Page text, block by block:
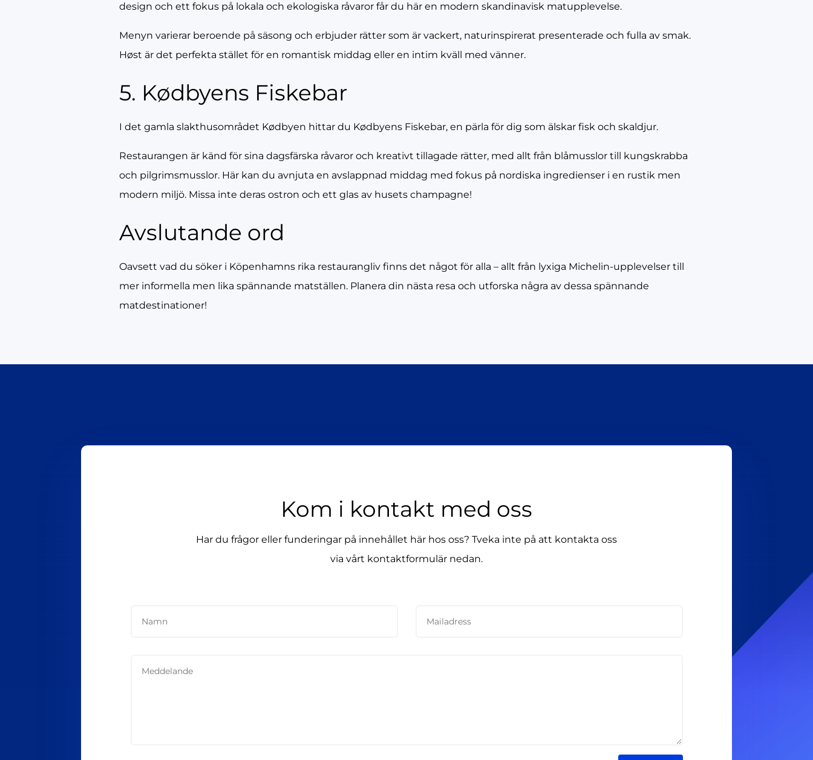
design och ett fokus på lokala och ekologiska råvaror får du här en modern skandinavisk matupplevelse.
Menyn varierar beroende på säsong och erbjuder rätter som är vackert, naturinspirerat presenterade och fulla av smak.
Høst är det perfekta stället för en romantisk middag eller en intim kväll med vänner.
5. Kødbyens Fiskebar
I det gamla slakthusområdet Kødbyen hittar du Kødbyens Fiskebar, en pärla för dig som älskar fisk och skaldjur.
Restaurangen är känd för sina dagsfärska råvaror och kreativt tillagade rätter, med allt från blåmusslor till kungskrabba
och pilgrimsmusslor. Här kan du avnjuta en avslappnad middag med fokus på nordiska ingredienser i en rustik men
modern miljö. Missa inte deras ostron och ett glas av husets champagne!
Avslutande ord
Oavsett vad du söker i Köpenhamns rika restaurangliv finns det något för alla – allt från lyxiga Michelin-upplevelser till
mer informella men lika spännande matställen. Planera din nästa resa och utforska några av dessa spännande
matdestinationer!
Kom i kontakt med oss
Har du frågor eller funderingar på innehållet här hos oss? Tveka inte på att kontakta oss
via vårt kontaktformulär nedan.